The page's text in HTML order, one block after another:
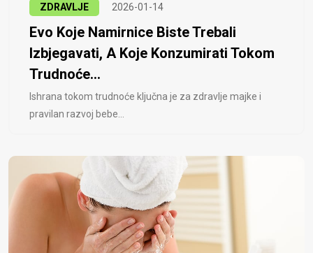
ZDRAVLJE 2026-01-14
Evo Koje Namirnice Biste Trebali
Izbjegavati, A Koje Konzumirati Tokom
Trudnoće...
Ishrana tokom trudnoće ključna je za zdravlje majke i
pravilan razvoj bebe...